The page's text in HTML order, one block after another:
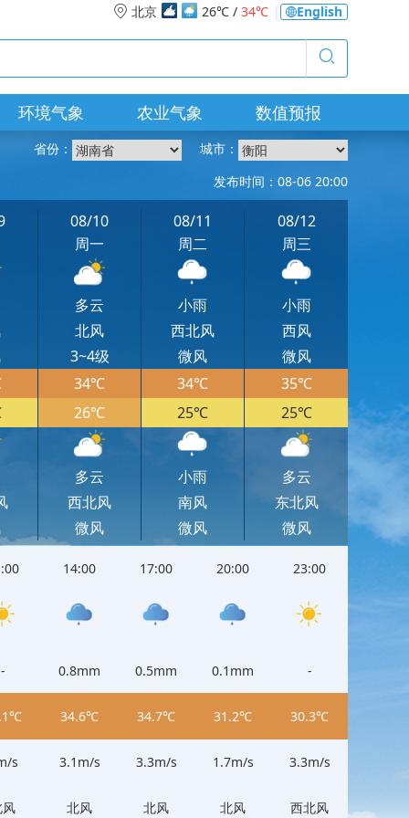
北京 26℃ / 34℃ English
环境气象 农业气象 数值预报
省份： 城市：
发布时间：08-06 20:00
08/10
周一
多云
北风
3~4级
34℃
26℃
多云
西北风
微风
08/11
周二
小雨
西北风
微风
34℃
25℃
小雨
南风
微风
08/12
周三
小雨
西风
微风
35℃
25℃
多云
东北风
微风
-
s
14:00
0.8mm
34.6℃
3.1m/s
北风
17:00
0.5mm
34.7℃
3.3m/s
北风
20:00
0.1mm
31.2℃
1.7m/s
北风
23:00
-
30.3℃
3.3m/s
西北风